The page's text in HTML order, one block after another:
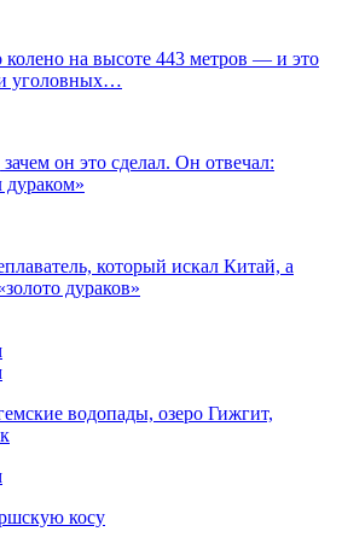
колено на высоте 443 метров — и это
уголовных…
он это сделал. Он отвечал:
который искал Китай, а
дураков»
водопады, озеро Гижгит,
косу